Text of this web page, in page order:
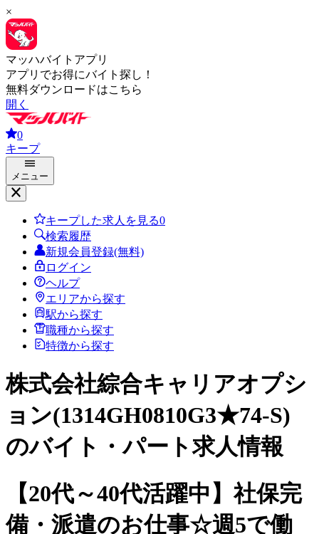
×
マッハバイトアプリ
アプリでお得にバイト探し！
無料ダウンロードはこちら
開く
0
キープ
メニュー
キープした求人を見る0
検索履歴
新規会員登録(無料)
ログイン
ヘルプ
エリアから探す
駅から探す
職種から探す
特徴から探す
株式会社綜合キャリアオプシ
ョン(1314GH0810G3★74-S)
のバイト・パート求人情報
【20代～40代活躍中】社保完
備・派遣のお仕事☆週5で働